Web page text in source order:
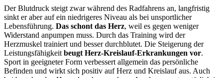
Der Blutdruck steigt zwar während des Radfahrens an, langfristig
sinkt er aber auf ein niedrigeres Niveau als bei unsportlicher
Lebensführung. Das schont das Herz, weil es gegen weniger
Widerstand anpumpen muss. Durch das Training wird der
Herzmuskel trainiert und besser durchblutet. Die Steigerung der
Leistungsfähigkeit beugt Herz-Kreislauf-Erkrankungen vor.
Sport in geeigneter Form verbessert allgemein das persönliche
Befinden und wirkt sich positiv auf Herz und Kreislauf aus. Auch